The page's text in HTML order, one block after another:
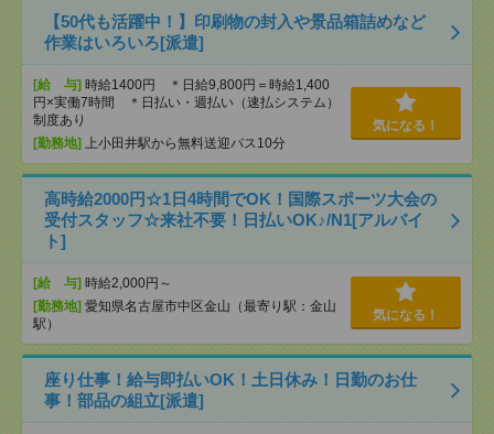
【50代も活躍中！】印刷物の封入や景品箱詰めなど
作業はいろいろ[派遣]
[給 与] 時給1400円 ＊日給9,800円＝時給1,400
円×実働7時間 ＊日払い・週払い（速払システム）
制度あり
[勤務地] 上小田井駅から無料送迎バス10分
気になる！
高時給2000円☆1日4時間でOK！国際スポーツ大会の
受付スタッフ☆来社不要！日払いOK♪/N1[アルバイ
ト]
[給 与] 時給2,000円～
[勤務地] 愛知県名古屋市中区金山（最寄り駅：金山
駅）
気になる！
座り仕事！給与即払いOK！土日休み！日勤のお仕
事！部品の組立[派遣]